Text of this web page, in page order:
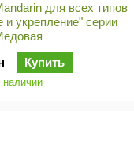
для всех типов
и укрепление" серии
Купить
наличии